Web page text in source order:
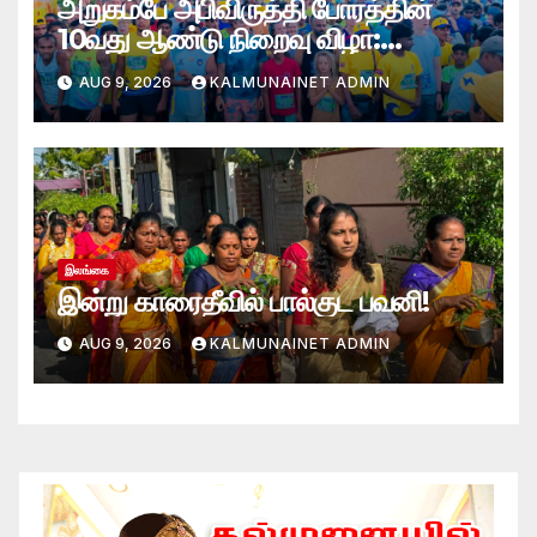
அறுகம்பே அபிவிருத்தி போரத்தின்
10வது ஆண்டு நிறைவு விழா:
அறுகம்பே அரை மரதன் ஓட்டத்தில்
இலங்கை சிவராஜன் முதலிடம்!
AUG 9, 2026 KALMUNAINET ADMIN
இலங்கை
இன்று காரைதீவில் பால்குட பவனி!
AUG 9, 2026 KALMUNAINET ADMIN